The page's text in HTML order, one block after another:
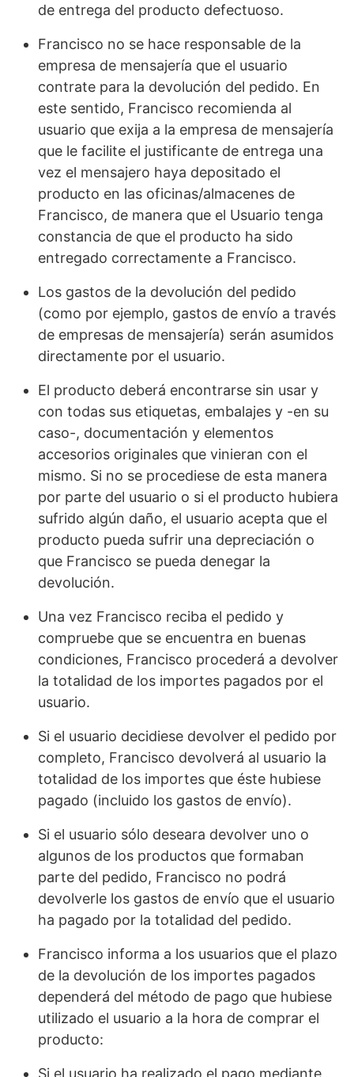
de entrega del producto defectuoso.
Francisco no se hace responsable de la
empresa de mensajería que el usuario
contrate para la devolución del pedido. En
este sentido, Francisco recomienda al
usuario que exija a la empresa de mensajería
que le facilite el justificante de entrega una
vez el mensajero haya depositado el
producto en las oficinas/almacenes de
Francisco, de manera que el Usuario tenga
constancia de que el producto ha sido
entregado correctamente a Francisco.
Los gastos de la devolución del pedido
(como por ejemplo, gastos de envío a través
de empresas de mensajería) serán asumidos
directamente por el usuario.
El producto deberá encontrarse sin usar y
con todas sus etiquetas, embalajes y -en su
caso-, documentación y elementos
accesorios originales que vinieran con el
mismo. Si no se procediese de esta manera
por parte del usuario o si el producto hubiera
sufrido algún daño, el usuario acepta que el
producto pueda sufrir una depreciación o
que Francisco se pueda denegar la
devolución.
Una vez Francisco reciba el pedido y
compruebe que se encuentra en buenas
condiciones, Francisco procederá a devolver
la totalidad de los importes pagados por el
usuario.
Si el usuario decidiese devolver el pedido por
completo, Francisco devolverá al usuario la
totalidad de los importes que éste hubiese
pagado (incluido los gastos de envío).
Si el usuario sólo deseara devolver uno o
algunos de los productos que formaban
parte del pedido, Francisco no podrá
devolverle los gastos de envío que el usuario
ha pagado por la totalidad del pedido.
Francisco informa a los usuarios que el plazo
de la devolución de los importes pagados
dependerá del método de pago que hubiese
utilizado el usuario a la hora de comprar el
producto:
Si el usuario ha realizado el pago mediante